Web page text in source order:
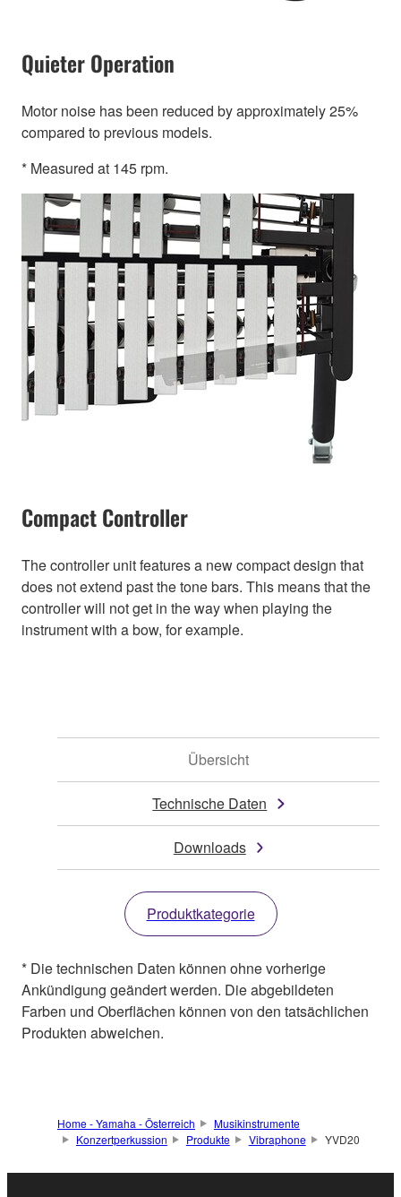
Quieter Operation
Motor noise has been reduced by approximately 25%
compared to previous models.
* Measured at 145 rpm.
Compact Controller
The controller unit features a new compact design that
does not extend past the tone bars. This means that the
controller will not get in the way when playing the
instrument with a bow, for example.
Übersicht
Technische Daten
Downloads
Produktkategorie
* Die technischen Daten können ohne vorherige
Ankündigung geändert werden. Die abgebildeten
Farben und Oberflächen können von den tatsächlichen
Produkten abweichen.
Home - Yamaha - Österreich
Musikinstrumente
Konzertperkussion
Produkte Vibraphone YVD20